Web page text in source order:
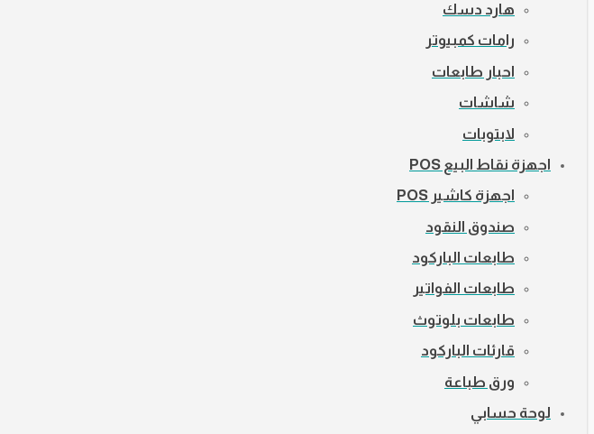
هارد دسك
رامات كمبيوتر
احبار طابعات
شاشات
لابتوبات
اجهزة نقاط البيع POS
اجهزة كاشير POS
صندوق النقود
طابعات الباركود
طابعات الفواتير
طابعات بلوتوث
قارئات الباركود
ورق طباعة
لوحة حسابي